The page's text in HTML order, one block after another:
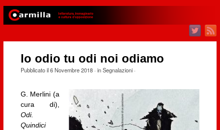
Io odio tu odi noi odiamo
Pubblicato il6 Novembre 2018· inSegnalazioni·
G. Merlini (a
cura di),
Odi.
Quindici